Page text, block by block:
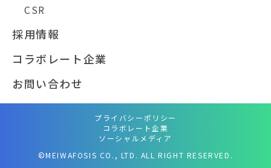
CSR
採用情報
コラボレート企業
お問い合わせ
プライバシーポリシー
コラボレート企業
ソーシャルメディア
©MEIWAFOSIS CO., LTD. ALL RIGHT RESERVED.